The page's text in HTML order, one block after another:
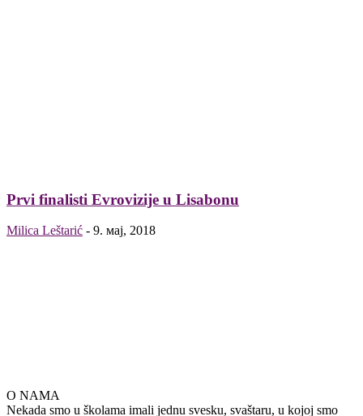
Prvi finalisti Evrovizije u Lisabonu
Milica Leštarić - 9. мај, 2018
O NAMA
Nekada smo u školama imali jednu svesku, svaštaru, u kojoj smo